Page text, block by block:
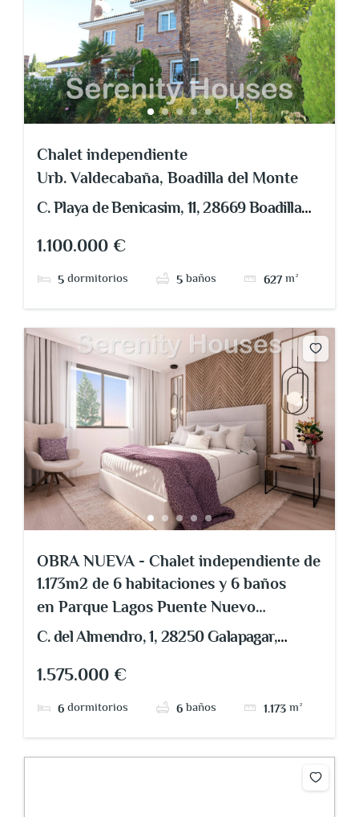
Chalet independiente
Urb. Valdecabaña, Boadilla del Monte
C. Playa de Benicasim, 11, 28669 Boadilla
1.100.000 €
5dormitorios 5baños 627 m²
OBRA NUEVA - Chalet independiente de
1.173m2 de 6 habitaciones y 6 baños
en Parque Lagos Puente Nuevo
Galapagar
C. del Almendro, 1, 28250 Galapagar,
1.575.000 €
6dormitorios 6baños 1.173 m²